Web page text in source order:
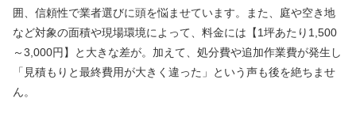
囲、信頼性で業者選びに頭を悩ませています。また、庭や空き地
など対象の面積や現場環境によって、料金には【1坪あたり1,500
～3,000円】と大きな差が。加えて、処分費や追加作業費が発生し
「見積もりと最終費用が大きく違った」という声も後を絶ちませ
ん。